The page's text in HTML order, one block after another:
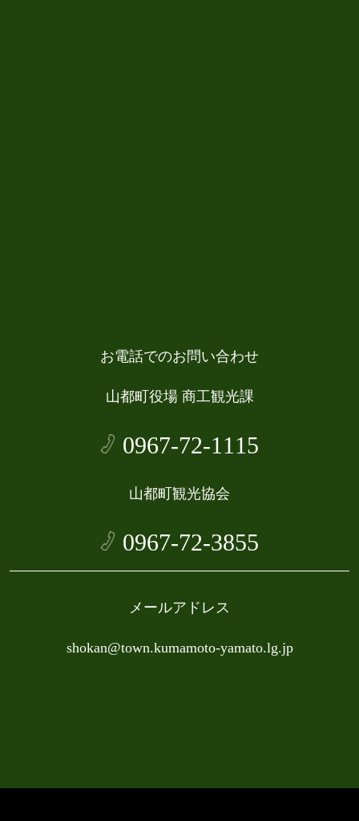
お電話でのお問い合わせ
山都町役場 商工観光課
0967-72-1115
山都町観光協会
0967-72-3855
メールアドレス
shokan@town.kumamoto-yamato.lg.jp